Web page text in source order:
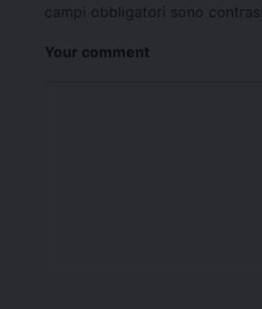
campi obbligatori sono
Your comment